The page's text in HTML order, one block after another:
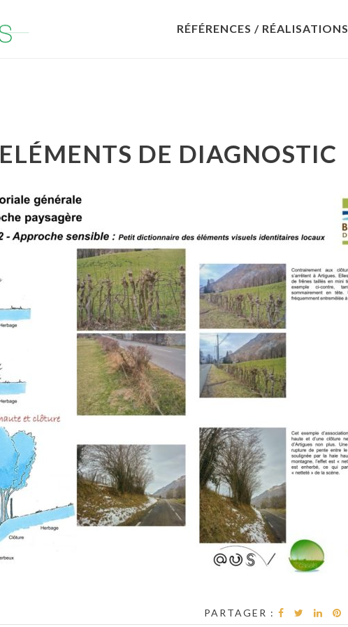
RÉFÉRENCES / RÉALISATIONS
ELÉMENTS DE DIAGNOSTIC
PARTAGER :